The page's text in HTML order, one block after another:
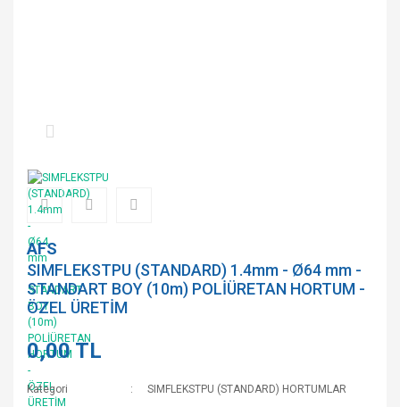
AFS
SIMFLEKSTPU (STANDARD) 1.4mm - Ø64 mm -
STANDART BOY (10m) POLİÜRETAN HORTUM -
ÖZEL ÜRETİM
0,00 TL
Kategori
SIMFLEKSTPU (STANDARD) HORTUMLAR